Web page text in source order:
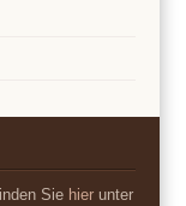
Sie hier unter